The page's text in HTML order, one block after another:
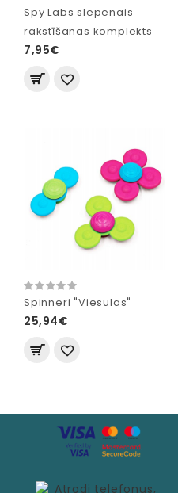
Spy Labs slepenais
rakstīšanas komplekts
7,95€
Spinneri "Viesulas"
25,94€